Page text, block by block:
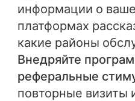
информации о
платформах
какие районы
Внедряйте
реферальные
повторные визиты